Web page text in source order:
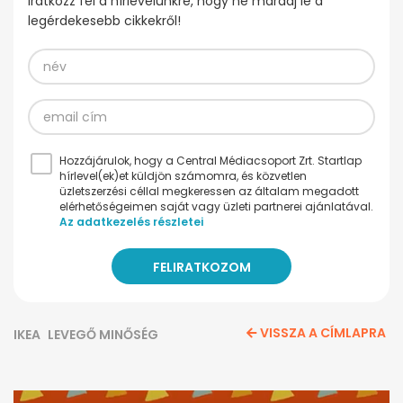
legérdekesebb cikkekről!
Hozzájárulok, hogy a Central Médiacsoport Zrt. Startlap
hírlevel(ek)et küldjön számomra, és közvetlen
üzletszerzési céllal megkeressen az általam megadott
elérhetőségeimen saját vagy üzleti partnerei ajánlatával.
Az adatkezelés részletei
IKEA LEVEGŐ MINŐSÉG VISSZA A CÍMLAPRA